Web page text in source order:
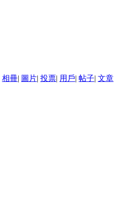
相冊| 圖片| 投票| 用戶| 帖子| 文章